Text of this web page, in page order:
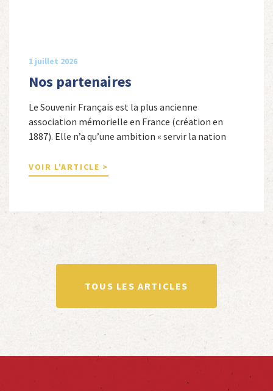
1 juillet 2026
Nos partenaires
Le Souvenir Français est la plus ancienne
association mémorielle en France (création en
1887). Elle n’a qu’une ambition « servir la nation
nationale de la France. Afin d’atteindre cet objectif,
Le Souvenir Français entretient des liens amicaux
totalité ou partiellement afin de faire vivre […]
VOIR L'ARTICLE >
TOUS LES ARTICLES